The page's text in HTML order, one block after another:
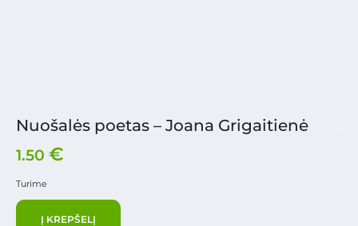
Nuošalės poetas – Joana Grigaitienė
1.50 €
Turime
Į KREPŠELĮ